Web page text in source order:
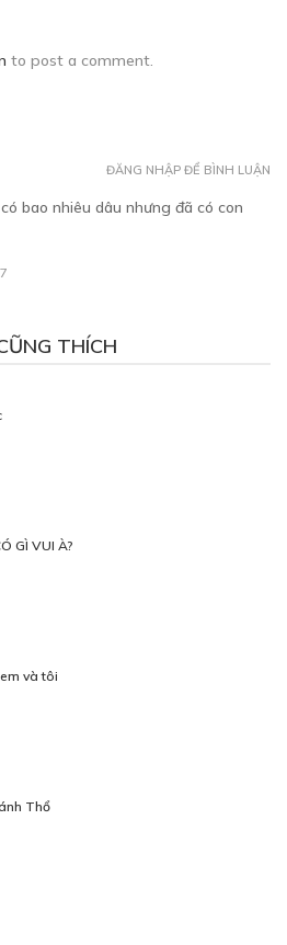
to post a comment.
bao nhiêu dâu nhưng đã có con
ĐĂNG NHẬP ĐỂ BÌNH LUẬN
THÍCH
GÌ VUI À?
và tôi
Thổ